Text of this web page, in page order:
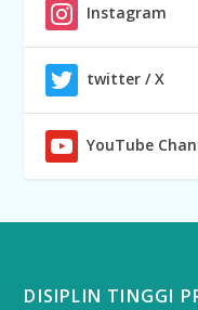
Instagram
twitter / X
YouTube
DISIPLIN TINGGI